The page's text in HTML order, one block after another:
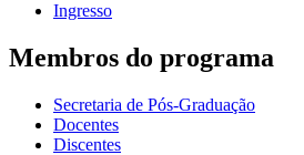
Ingresso
Membros do programa
Secretaria de Pós-Graduação
Docentes
Discentes